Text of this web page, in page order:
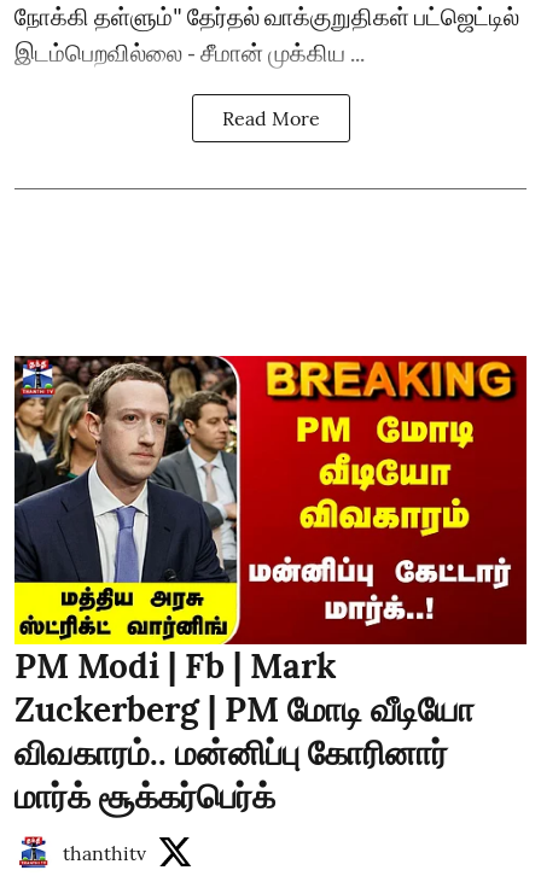
நோக்கி தள்ளும்" தேர்தல் வாக்குறுதிகள் பட்ஜெட்டில்
இடம்பெறவில்லை - சீமான் முக்கிய ...
Read More
PM Modi | Fb | Mark
Zuckerberg | PM மோடி வீடியோ
விவகாரம்.. மன்னிப்பு கோரினார்
மார்க் சூக்கர்பெர்க்
thanthitv